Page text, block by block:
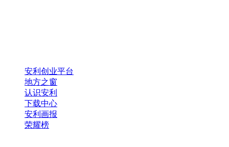
安利创业平台
地方之窗
认识安利
下载中心
安利画报
荣耀榜